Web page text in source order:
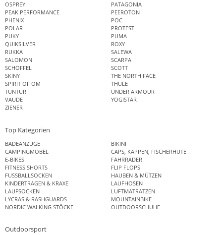
OSPREY
PATAGONIA
PEAK PERFORMANCE
PEEROTON
PHENIX
POC
POLAR
PROTEST
PUKY
PUMA
QUIKSILVER
ROXY
RUKKA
SALEWA
SALOMON
SCARPA
SCHÖFFEL
SCOTT
SKINY
THE NORTH FACE
SPIRIT OF OM
THULE
TUNTURI
UNDER ARMOUR
VAUDE
YOGISTAR
ZIENER
Top Kategorien
BADEANZÜGE
BIKINI
CAMPINGMÖBEL
CAPS, KAPPEN, FISCHERHÜTE
E-BIKES
FAHRRÄDER
FITNESS SHORTS
FLIP FLOPS
FUSSBALLSOCKEN
HAUBEN & MÜTZEN
KINDERTRAGEN & KRAXE
LAUFHOSEN
LAUFSOCKEN
LUFTMATRATZEN
LYCRAS & RASHGUARDS
MOUNTAINBIKE
NORDIC WALKING STÖCKE
OUTDOORSCHUHE
Outdoorsport